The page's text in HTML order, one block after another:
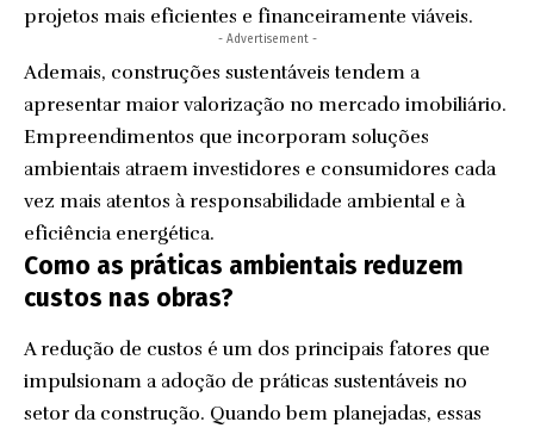
projetos mais eficientes e financeiramente viáveis.
- Advertisement -
Ademais, construções sustentáveis tendem a
apresentar maior valorização no mercado imobiliário.
Empreendimentos que incorporam soluções
ambientais atraem investidores e consumidores cada
vez mais atentos à responsabilidade ambiental e à
eficiência energética.
Como as práticas ambientais reduzem
custos nas obras?
A redução de custos é um dos principais fatores que
impulsionam a adoção de práticas sustentáveis no
setor da construção. Quando bem planejadas, essas